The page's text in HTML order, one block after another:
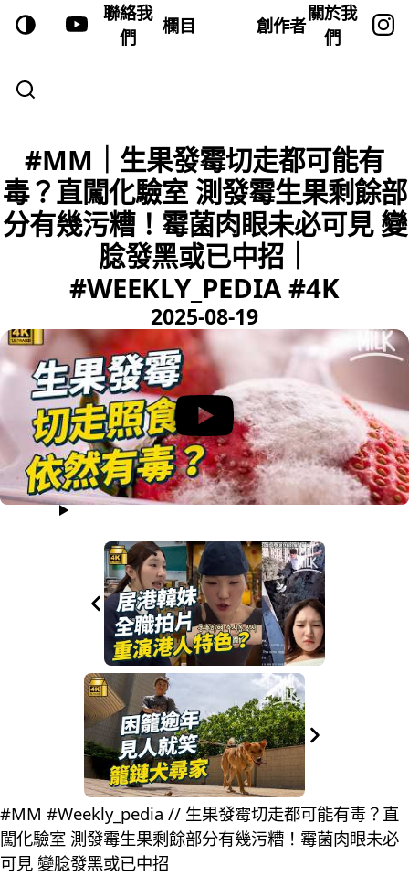
聯絡我
們
欄目 創作者
關於我
們
#MM｜生果發霉切走都可能有
毒？直闖化驗室 測發霉生果剩餘部
分有幾污糟！霉菌肉眼未必可見 變
腍發黑或已中招｜
#WEEKLY_PEDIA #4K
2025-08-19
#MM #Weekly_pedia // 生果發霉切走都可能有毒？直
闖化驗室 測發霉生果剩餘部分有幾污糟！霉菌肉眼未必
可見 變腍發黑或已中招